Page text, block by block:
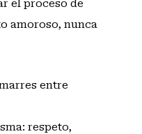
el proceso de
amoroso, nunca
entre
respeto,